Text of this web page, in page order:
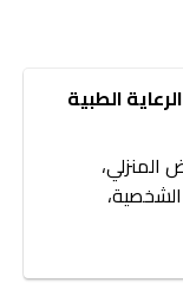
الطبية
الشخصية،